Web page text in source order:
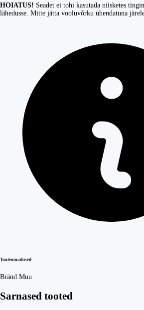
HOIATUS! Seadet ei tohi kasutada niisketes
lähedusse. Mitte jätta vooluvõrku ühendatuna
Tooteomadused
Bränd:Muu
Sarnased tooted